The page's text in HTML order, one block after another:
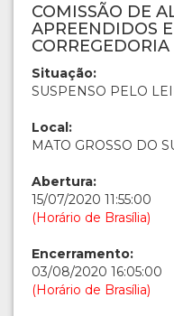
COMISSÃO DE
APREENDIDOS
Situação:
SUSPENSO PELO
Local:
MATO GROSSO DO
Abertura:
15/07/2020 11:55:00
(Horário de Brasília)
Encerramento:
03/08/2020 16:05:00
(Horário de Brasília)